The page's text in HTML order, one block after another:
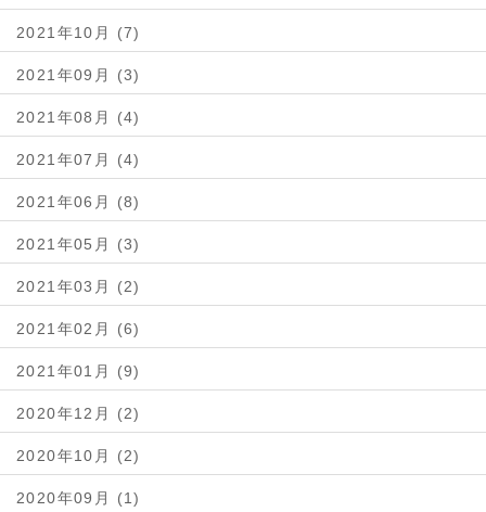
2021年10月 (7)
2021年09月 (3)
2021年08月 (4)
2021年07月 (4)
2021年06月 (8)
2021年05月 (3)
2021年03月 (2)
2021年02月 (6)
2021年01月 (9)
2020年12月 (2)
2020年10月 (2)
2020年09月 (1)